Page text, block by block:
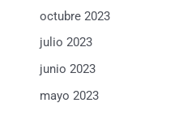
octubre 2023
julio 2023
junio 2023
mayo 2023